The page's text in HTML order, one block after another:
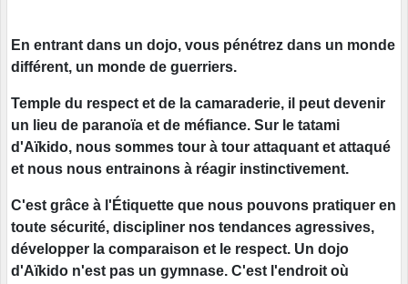
En entrant dans un dojo, vous pénétrez dans un monde
différent, un monde de guerriers.
Temple du respect et de la camaraderie, il peut devenir
un lieu de paranoïa et de méfiance. Sur le tatami
d'Aïkido, nous sommes tour à tour attaquant et attaqué
et nous nous entrainons à réagir instinctivement.
C'est grâce à l'Étiquette que nous pouvons pratiquer en
toute sécurité, discipliner nos tendances agressives,
développer la comparaison et le respect. Un dojo
d'Aïkido n'est pas un gymnase. C'est l'endroit où